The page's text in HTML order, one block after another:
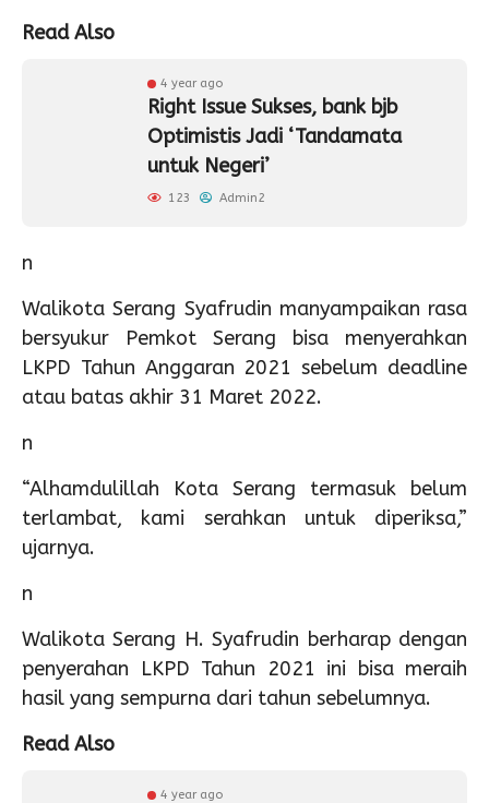
Read Also
4 year ago
Right Issue Sukses, bank bjb
Optimistis Jadi ‘Tandamata
untuk Negeri’
123 Admin2
n
Walikota Serang Syafrudin manyampaikan rasa
bersyukur Pemkot Serang bisa menyerahkan
LKPD Tahun Anggaran 2021 sebelum deadline
atau batas akhir 31 Maret 2022.
n
“Alhamdulillah Kota Serang termasuk belum
terlambat, kami serahkan untuk diperiksa,”
ujarnya.
n
Walikota Serang H. Syafrudin berharap dengan
penyerahan LKPD Tahun 2021 ini bisa meraih
hasil yang sempurna dari tahun sebelumnya.
Read Also
4 year ago